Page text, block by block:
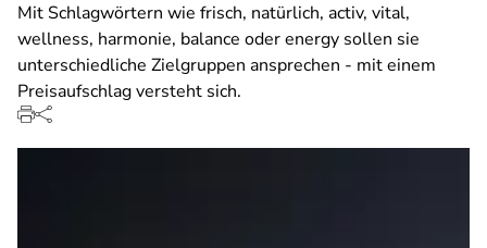
Mit Schlagwörtern wie frisch, natürlich, activ, vital,
wellness, harmonie, balance oder energy sollen sie
unterschiedliche Zielgruppen ansprechen - mit einem
Preisaufschlag versteht sich.